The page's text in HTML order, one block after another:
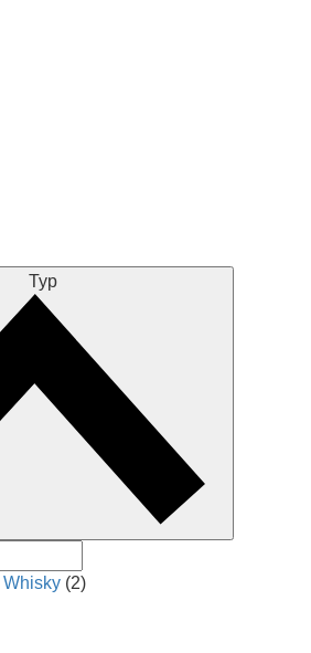
Typ
(2)